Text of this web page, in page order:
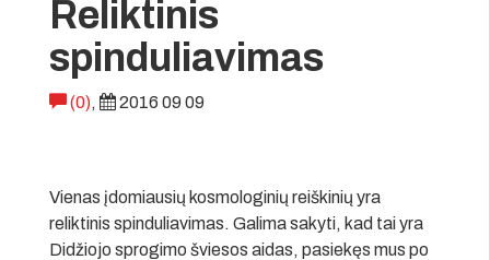
Reliktinis
spinduliavimas
(0), 2016 09 09
Vienas įdomiausių kosmologinių reiškinių yra
reliktinis spinduliavimas. Galima sakyti, kad tai yra
Didžiojo sprogimo šviesos aidas, pasiekęs mus po